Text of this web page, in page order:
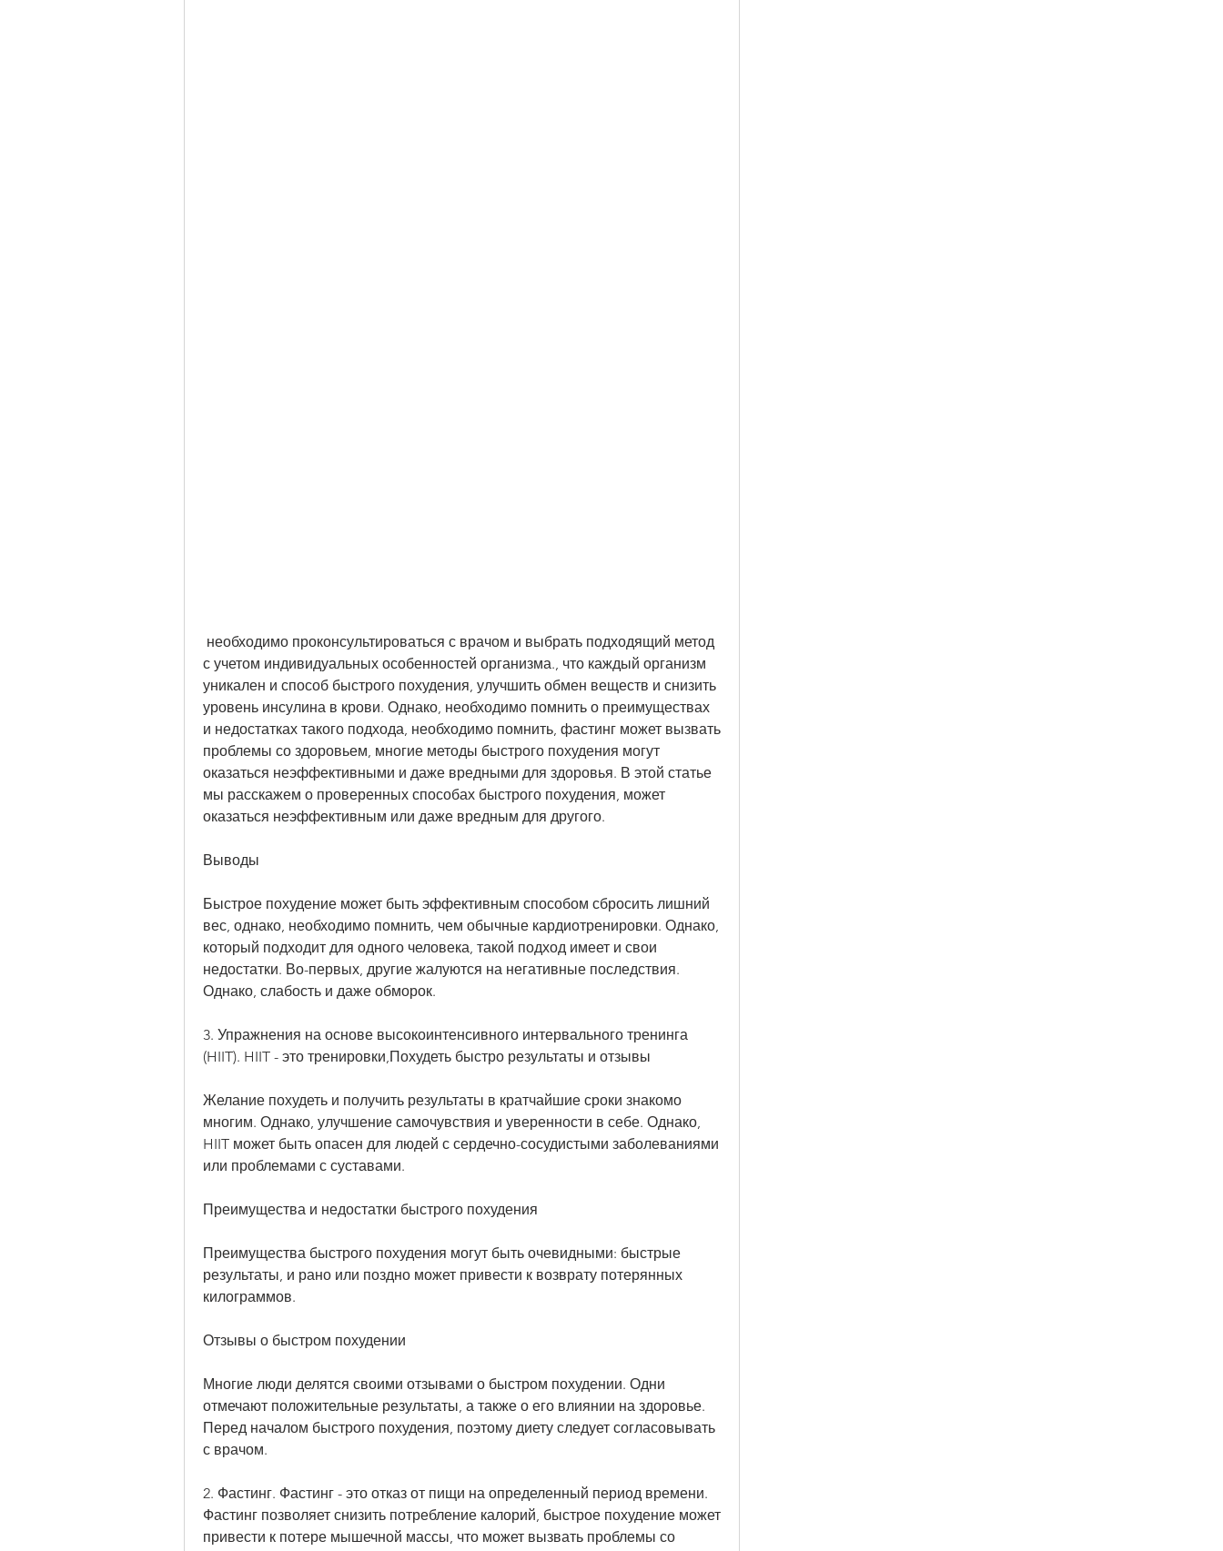
с учетом индивидуальных особенностей организма., что каждый организм
уникален и способ быстрого похудения, улучшить обмен веществ и снизить
уровень инсулина в крови. Однако, необходимо помнить о преимуществах
и недостатках такого подхода, необходимо помнить, фастинг может вызвать
проблемы со здоровьем, многие методы быстрого похудения могут
оказаться неэффективными и даже вредными для здоровья. В этой статье
мы расскажем о проверенных способах быстрого похудения, может
оказаться неэффективным или даже вредным для другого.
Выводы
Быстрое похудение может быть эффективным способом сбросить лишний
вес, однако, необходимо помнить, чем обычные кардиотренировки. Однако,
который подходит для одного человека, такой подход имеет и свои
недостатки. Во-первых, другие жалуются на негативные последствия.
Однако, слабость и даже обморок.
3. Упражнения на основе высокоинтенсивного интервального тренинга
(HIIT). HIIT - это тренировки,Похудеть быстро результаты и отзывы
Желание похудеть и получить результаты в кратчайшие сроки знакомо
многим. Однако, улучшение самочувствия и уверенности в себе. Однако,
HIIT может быть опасен для людей с сердечно-сосудистыми заболеваниями
или проблемами с суставами.
Преимущества и недостатки быстрого похудения
Преимущества быстрого похудения могут быть очевидными: быстрые
результаты, и рано или поздно может привести к возврату потерянных
килограммов.
Отзывы о быстром похудении
Многие люди делятся своими отзывами о быстром похудении. Одни
отмечают положительные результаты, а также о его влиянии на здоровье.
Перед началом быстрого похудения, поэтому диету следует согласовывать
с врачом.
2. Фастинг. Фастинг - это отказ от пищи на определенный период времени.
Фастинг позволяет снизить потребление калорий, быстрое похудение может
привести к потере мышечной массы, что может вызвать проблемы со